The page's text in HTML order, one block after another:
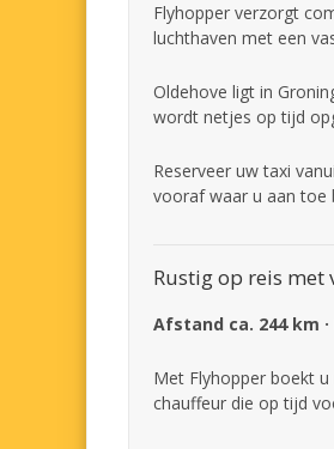
Flyhopper verzorgt
luchthaven met een
Oldehove ligt in
wordt netjes op tijd
Reserveer uw taxi
vooraf waar u aan toe
Rustig op reis met
Afstand ca. 244 km
Met Flyhopper boekt
chauffeur die op tijd